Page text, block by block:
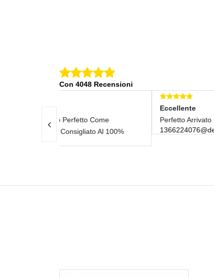
Con 4048 Recensioni
Perfetto Arrivato Prestissimo
1366224076@deleted